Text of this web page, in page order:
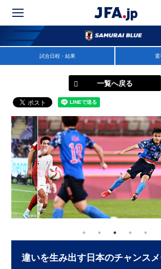
試合日程・結果 選
一覧へ戻る
違いを生み出す日本のチャンス